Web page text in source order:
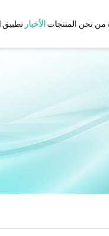
من نحن المنتجات
بالهواء حسب
مجفف شعر عالي القدرة بقوة ١٨٠٠
الأخبار تطبيق